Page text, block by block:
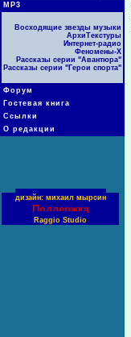
МР3
Восходящие звезды музыки
АрхиТекстуры
Интернет-радио
Феномены-Х
Рассказы серии "Авантюра"
Рассказы серии "Герои спорта"
Форум
Гостевая книга
Ссылки
О редакции
дизайн: михаил мырсин
Поддержка
Raggio Studio